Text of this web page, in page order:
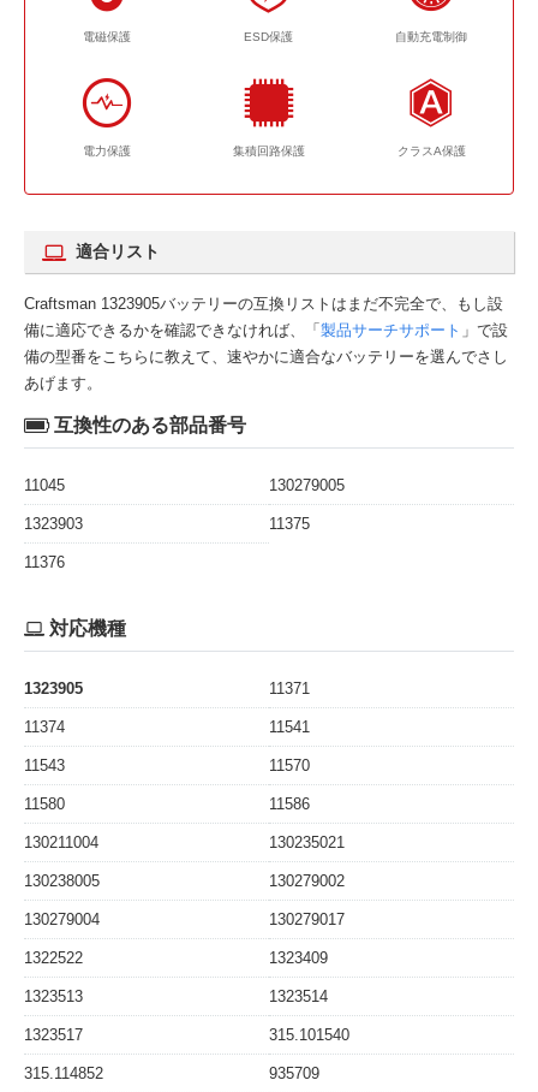
電磁保護 ESD保護 自動充電制御
電力保護 集積回路保護 クラスA保護
適合リスト
Craftsman 1323905バッテリーの互換リストはまだ不完全で、もし設
備に適応できるかを確認できなければ、「 製品サーチサポート 」で設
備の型番をこちらに教えて、速やかに適合なバッテリーを選んでさし
あげます。
互換性のある部品番号
11045 130279005
1323903 11375
11376
対応機種
1323905 11371
11374 11541
11543 11570
11580 11586
130211004 130235021
130238005 130279002
130279004 130279017
1322522 1323409
1323513 1323514
1323517 315.101540
315.114852 935709